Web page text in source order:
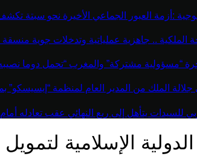
:أزمة العبور الجماعي الأخيرة نحو سبتة
الملكية .. جاهزية عملياتية وتدخلات جوية
“مسؤولية مشتركة” والمغرب “تحمل دوما
جلالة الملك من المدير العام لمنظمة “إيسيسكو”
للسيدات يتأهل إلى ربع النهائي عقب تعادله أمام
الإسلامية